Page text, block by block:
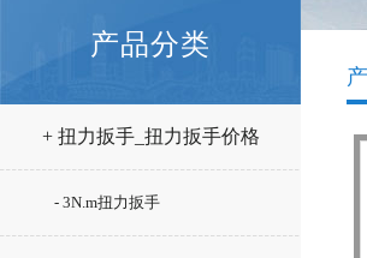
产品分类
+ 扭力扳手_扭力扳手价格
- 3N.m扭力扳手